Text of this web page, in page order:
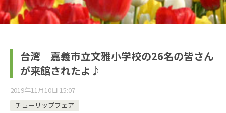
台湾 嘉義市立文雅小学校の26名の皆さん
が来館されたよ♪
2019年11月10日 15:07
チューリップフェア